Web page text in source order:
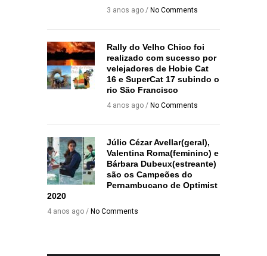
3 anos ago / No Comments
Rally do Velho Chico foi
realizado com sucesso por
velejadores de Hobie Cat
16 e SuperCat 17 subindo o
rio São Francisco
4 anos ago / No Comments
Júlio Cézar Avellar(geral),
Valentina Roma(feminino) e
Bárbara Dubeux(estreante)
são os Campeões do
Pernambucano de Optimist
2020
4 anos ago / No Comments